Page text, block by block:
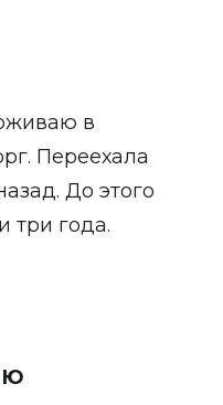
в
Переехала
До этого
три года.